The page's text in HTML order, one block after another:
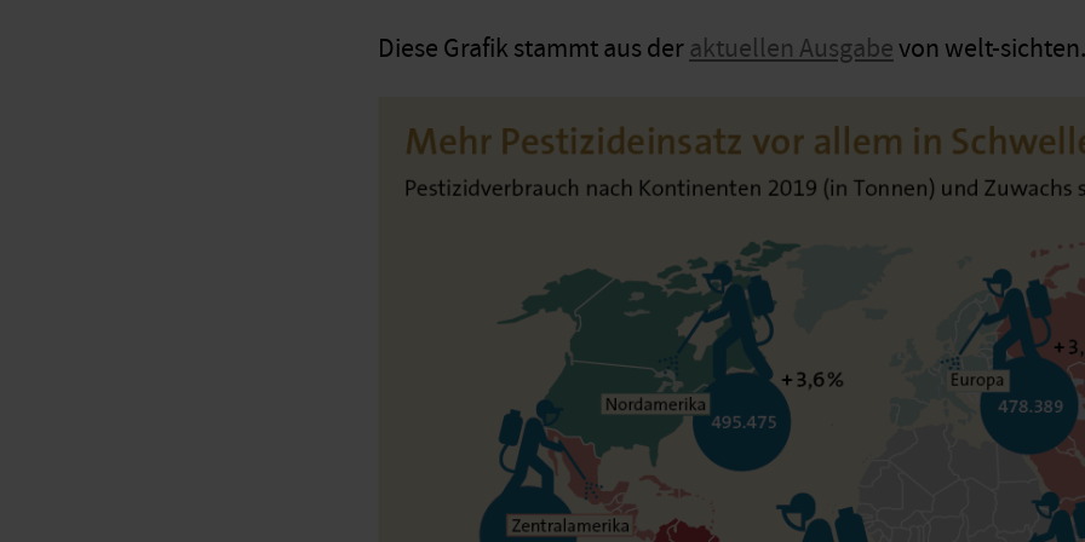
Diese Grafik stammt aus der aktuellen Ausgabevon welt-sichten.